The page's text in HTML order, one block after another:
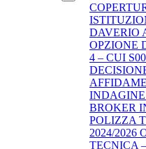
DAVERIO
OPZIONE
4 – CUI
INDAGINE
BROKER
POLIZZA
2024/2026
TECNICA